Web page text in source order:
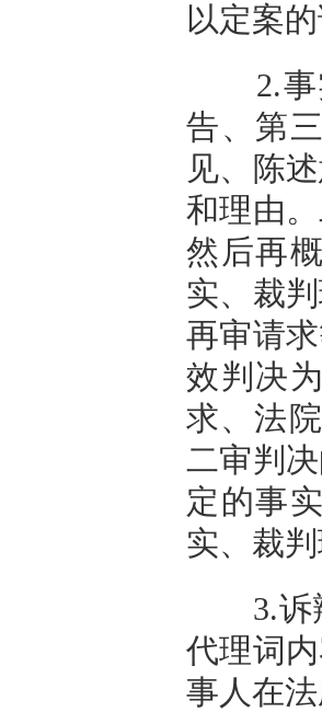
以定案的
2.事实
告、第
见、陈
和理由
然后再
实、裁
再审请
效判决
求、法
二审判
定的事
实、裁
3.诉辩
代理词
事人在